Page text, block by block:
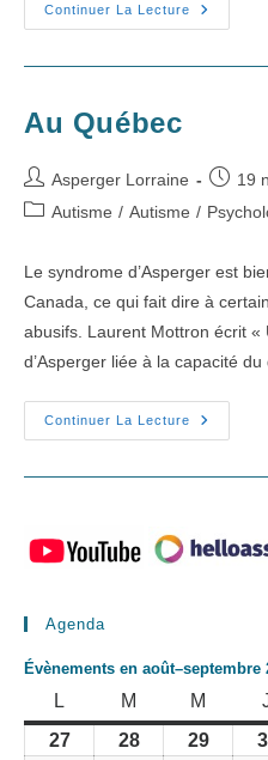
Continuer La Lecture
Utiles
Au Québec
Auteur/autrice
de
Asperger Lorraine
publiée :
19
PostAutisme / Autisme /
Le syndrome d’Asperger est
Canada, ce qui fait dire à
abusifs. Laurent Mottron écrit «
d’Asperger liée à la capacité
Continuer La Lecture
Au
Québec
Agenda
Évènements en août–septembre
L M M
2727
2828
2929